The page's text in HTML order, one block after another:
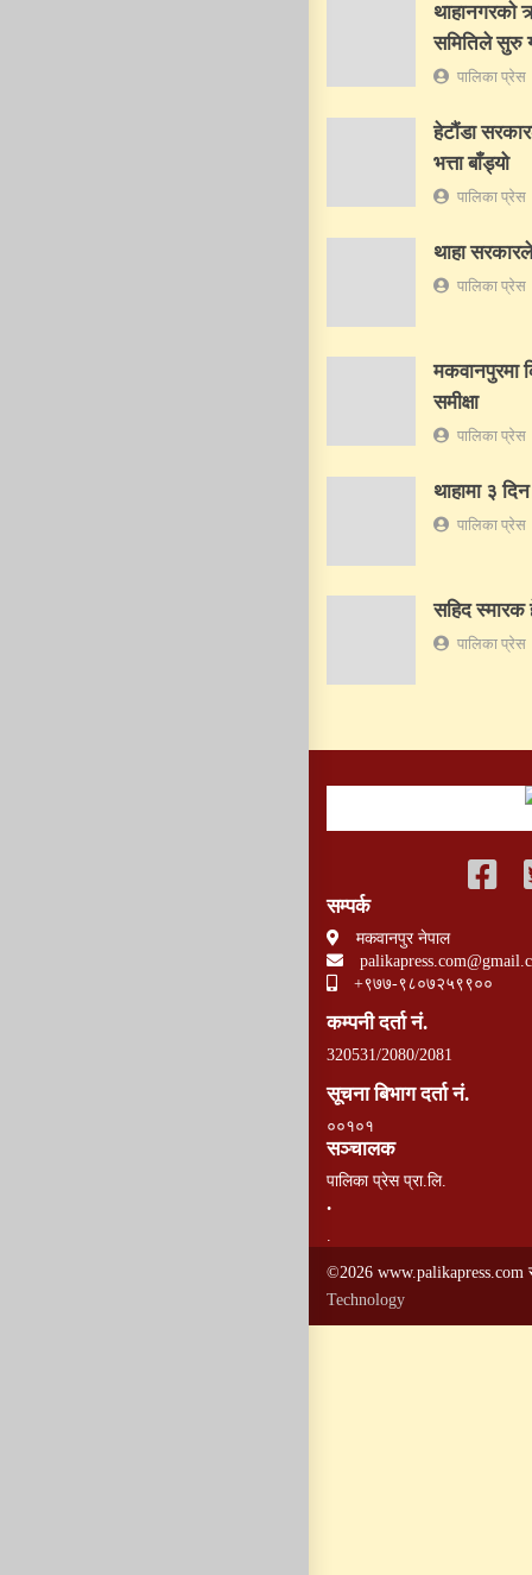
थाहानगरकाे
समितिले सुरु
पालिका प्रेस
हेटौंडा
भत्ता बाँड्यो
पालिका प्रेस
थाहा सरकारले
पालिका प्रेस
मकवानपुरमा
समीक्षा
पालिका प्रेस
थाहामा ३
पालिका प्रेस
सहिद स्मारक
पालिका प्रेस
सम्पर्क
मकवानपुर नेपाल
+९७७-९८०७२५९९००
कम्पनी दर्ता नं.
320531/2080/2081
सूचना बिभाग दर्ता नं.
००१०१
सञ्चालक
पालिका प्रेस प्रा.लि.
.
.
©2026 www.palikapress.com
Technology